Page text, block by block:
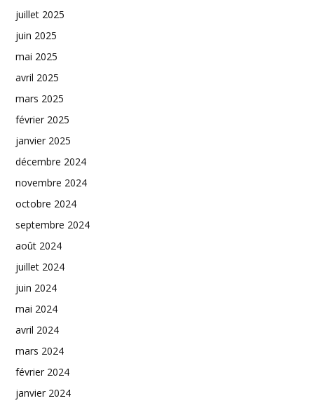
juillet 2025
juin 2025
mai 2025
avril 2025
mars 2025
février 2025
janvier 2025
décembre 2024
novembre 2024
octobre 2024
septembre 2024
août 2024
juillet 2024
juin 2024
mai 2024
avril 2024
mars 2024
février 2024
janvier 2024